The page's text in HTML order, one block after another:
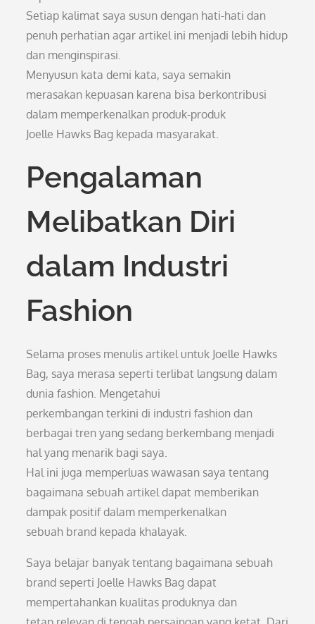
Setiap kalimat saya susun dengan hati-hati dan
penuh perhatian agar artikel ini menjadi lebih hidup
dan menginspirasi.
Menyusun kata demi kata, saya semakin
merasakan kepuasan karena bisa berkontribusi
dalam memperkenalkan produk-produk
Joelle Hawks Bag kepada masyarakat.
Pengalaman
Melibatkan Diri
dalam Industri
Fashion
Selama proses menulis artikel untuk Joelle Hawks
Bag, saya merasa seperti terlibat langsung dalam
dunia fashion. Mengetahui
perkembangan terkini di industri fashion dan
berbagai tren yang sedang berkembang menjadi
hal yang menarik bagi saya.
Hal ini juga memperluas wawasan saya tentang
bagaimana sebuah artikel dapat memberikan
dampak positif dalam memperkenalkan
sebuah brand kepada khalayak.
Saya belajar banyak tentang bagaimana sebuah
brand seperti Joelle Hawks Bag dapat
mempertahankan kualitas produknya dan